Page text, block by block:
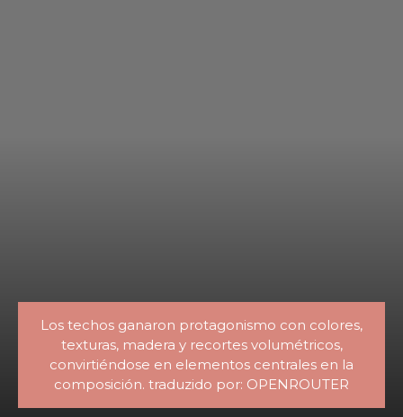
Los techos ganaron protagonismo con colores,
texturas, madera y recortes volumétricos,
convirtiéndose en elementos centrales en la
composición. traduzido por: OPENROUTER